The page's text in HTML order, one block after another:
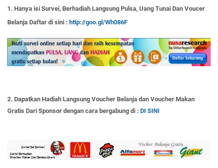
1. Hanya isi Survei, Berhadiah Langsung Pulsa, Uang Tunai Dan Voucer
Belanja Daftar di sini : http://goo.gl/Wh086F
2. Dapatkan Hadiah Langsung Voucher Belanja dan Voucher Makan
Gratis Dari Sponsor dengan cara bergabung di : DI SINI